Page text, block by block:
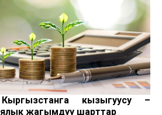
Кыргызстанга кызыгуусу –
жагымдуу шарттар